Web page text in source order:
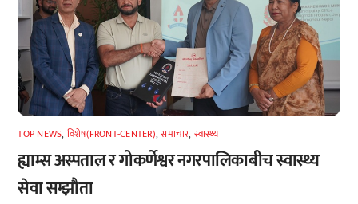
TOP NEWS, विशेष(FRONT-CENTER),समाचार, स्वास्थ्य
ह्याम्स अस्पताल र गोकर्णेश्वर नगरपालिकाबीच स्वास्थ्य
सेवा सम्झौता